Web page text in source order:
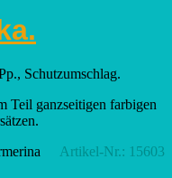
Schutzumschlag.
Teil ganzseitigen farbigen
Artikel-Nr.: 15603